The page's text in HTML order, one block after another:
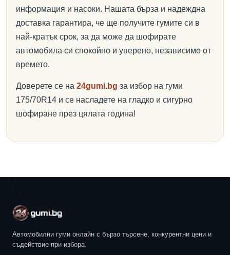
информация и насоки. Нашата бърза и надеждна
доставка гарантира, че ще получите гумите си в
най-кратък срок, за да може да шофирате
автомобила си спокойно и уверено, независимо от
времето.
Доверете се на 24gumi.bg за избор на гуми
175/70R14 и се насладете на гладко и сигурно
шофиране през цялата година!
Автомобилни гуми онлайн с бързо търсене, конкурентни цени и
съдействие при избора.